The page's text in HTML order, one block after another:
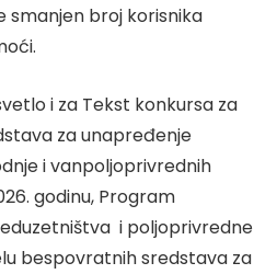
broj korisnika
i za Tekst konkursa za
za unapređenje
i vanpoljoprivrednih
godinu, Program
i poljoprivredne
bespovratnih sredstava za